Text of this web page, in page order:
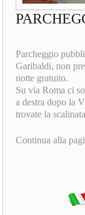
Parcheggio
Garibaldi, non
notte gratuito.
Su via Roma ci
a destra dopo la
trovate la
Continua alla